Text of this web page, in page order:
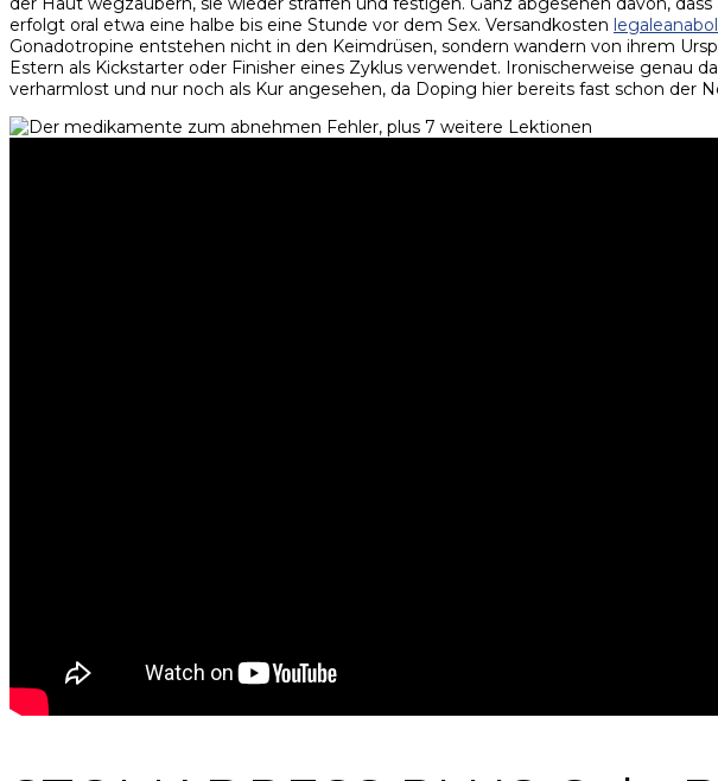
erfolgt oral etwa eine halbe bis eine Stunde vor dem Sex. Versandkosten
Gonadotropine entstehen nicht in den Keimdrüsen, sondern wandern von ihrem
Estern als Kick­starter oder Finisher eines Zyklus verwendet. Ironischerweise
verharmlost und nur noch als Kur angesehen, da Doping hier bereits fast schon der